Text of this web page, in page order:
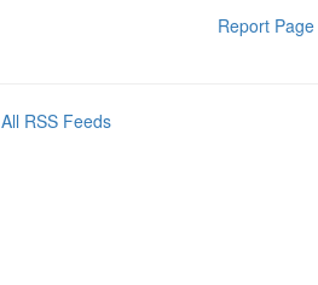
Report Page
All RSS Feeds